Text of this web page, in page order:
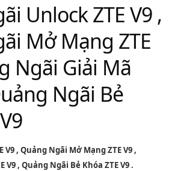
Unlock ZTE V9 ,
Mở Mạng ZTE
Ngãi Giải Mã
Ngãi Bẻ
V9, Quảng Ngãi Mở Mạng ZTE V9,
V9, Quảng Ngãi Bẻ Khóa ZTE V9.